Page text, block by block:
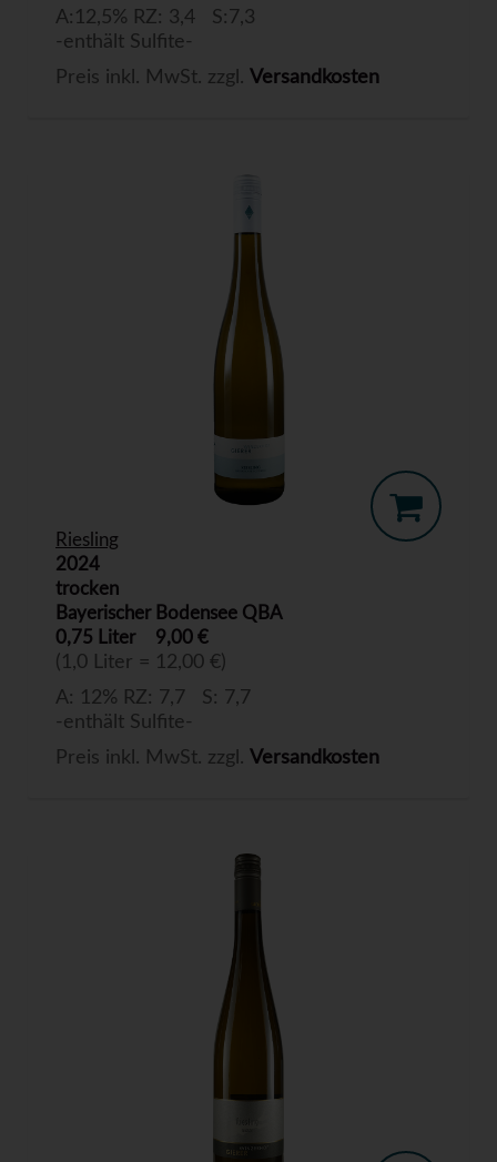
A:12,5% RZ: 3,4 S:7,3
-enthält Sulfite-
Preis inkl. MwSt. zzgl. Versandkosten
Riesling
2024
trocken
Bayerischer Bodensee QBA
0,75 Liter
9,00 €
(1,0 Liter = 12,00 €)
A: 12% RZ: 7,7 S: 7,7
-enthält Sulfite-
Preis inkl. MwSt. zzgl. Versandkosten